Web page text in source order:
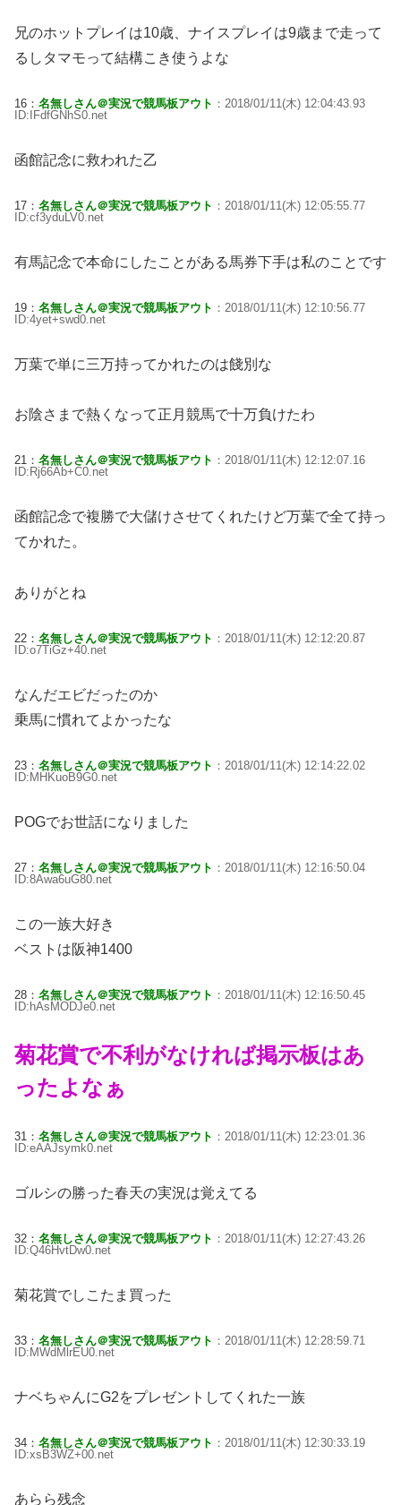
兄のホットプレイは10歳、ナイスプレイは9歳まで走って
るしタマモって結構こき使うよな
16： 名無しさん＠実況で競馬板アウト ：2018/01/11(木) 12:04:43.93
ID:IFdfGNhS0.net
函館記念に救われた乙
17： 名無しさん＠実況で競馬板アウト ：2018/01/11(木) 12:05:55.77
ID:cf3yduLV0.net
有馬記念で本命にしたことがある馬券下手は私のことです
19： 名無しさん＠実況で競馬板アウト ：2018/01/11(木) 12:10:56.77
ID:4yet+swd0.net
万葉で単に三万持ってかれたのは餞別な
お陰さまで熱くなって正月競馬で十万負けたわ
21： 名無しさん＠実況で競馬板アウト ：2018/01/11(木) 12:12:07.16
ID:Rj66Ab+C0.net
函館記念で複勝で大儲けさせてくれたけど万葉で全て持っ
てかれた。
ありがとね
22： 名無しさん＠実況で競馬板アウト ：2018/01/11(木) 12:12:20.87
ID:o7TiGz+40.net
なんだエビだったのか
乗馬に慣れてよかったな
23： 名無しさん＠実況で競馬板アウト ：2018/01/11(木) 12:14:22.02
ID:MHKuoB9G0.net
POGでお世話になりました
27： 名無しさん＠実況で競馬板アウト ：2018/01/11(木) 12:16:50.04
ID:8Awa6uG80.net
この一族大好き
ベストは阪神1400
28： 名無しさん＠実況で競馬板アウト ：2018/01/11(木) 12:16:50.45
ID:hAsMODJe0.net
菊花賞で不利がなければ掲示板はあ
ったよなぁ
31： 名無しさん＠実況で競馬板アウト ：2018/01/11(木) 12:23:01.36
ID:eAAJsymk0.net
ゴルシの勝った春天の実況は覚えてる
32： 名無しさん＠実況で競馬板アウト ：2018/01/11(木) 12:27:43.26
ID:Q46HvtDw0.net
菊花賞でしこたま買った
33： 名無しさん＠実況で競馬板アウト ：2018/01/11(木) 12:28:59.71
ID:MWdMlrEU0.net
ナベちゃんにG2をプレゼントしてくれた一族
34： 名無しさん＠実況で競馬板アウト ：2018/01/11(木) 12:30:33.19
ID:xsB3WZ+00.net
あらら残念